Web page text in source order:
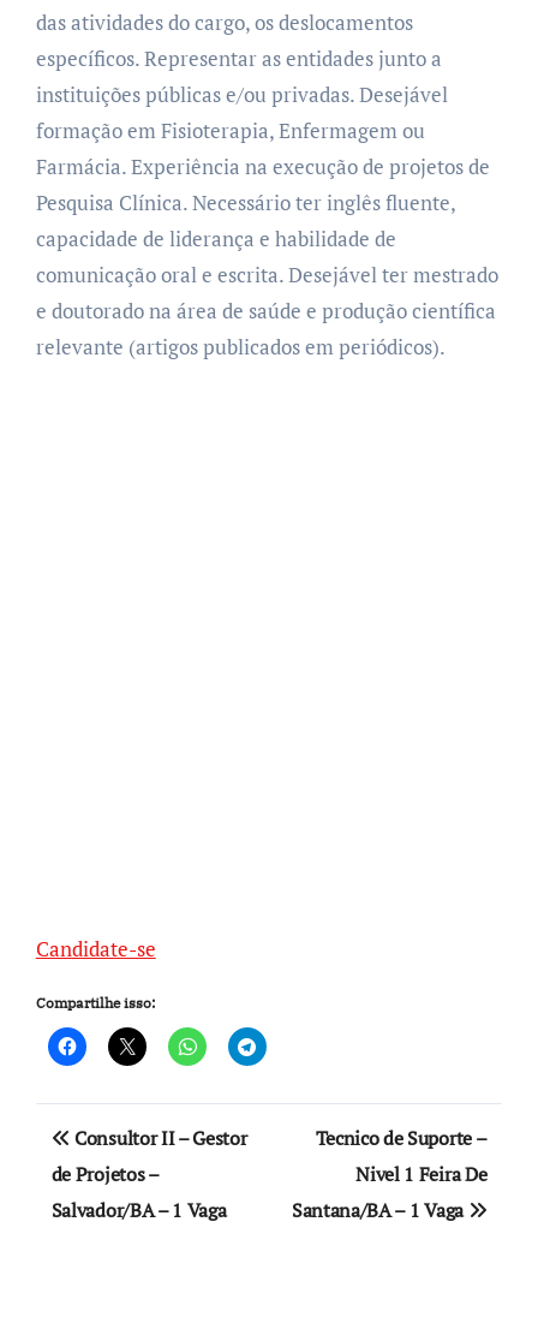
das atividades do cargo, os deslocamentos
específicos. Representar as entidades junto a
instituições públicas e/ou privadas. Desejável
formação em Fisioterapia, Enfermagem ou
Farmácia. Experiência na execução de projetos de
Pesquisa Clínica. Necessário ter inglês fluente,
capacidade de liderança e habilidade de
comunicação oral e escrita. Desejável ter mestrado
e doutorado na área de saúde e produção científica
relevante (artigos publicados em periódicos).
Candidate-se
Compartilhe isso:
Navegação
de
Post
Consultor II – Gestor
de Projetos –
Salvador/BA – 1 Vaga
Tecnico de Suporte –
Nivel 1 Feira De
Santana/BA – 1 Vaga